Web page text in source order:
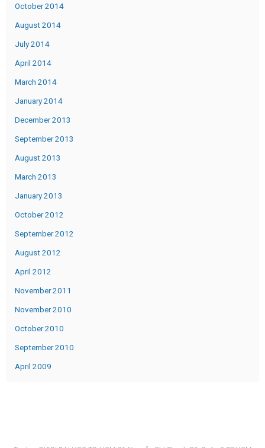
October 2014
August 2014
July 2014
April 2014
March 2014
January 2014
December 2013
September 2013
August 2013
March 2013
January 2013
October 2012
September 2012
August 2012
April 2012
November 2011
November 2010
October 2010
September 2010
April 2009